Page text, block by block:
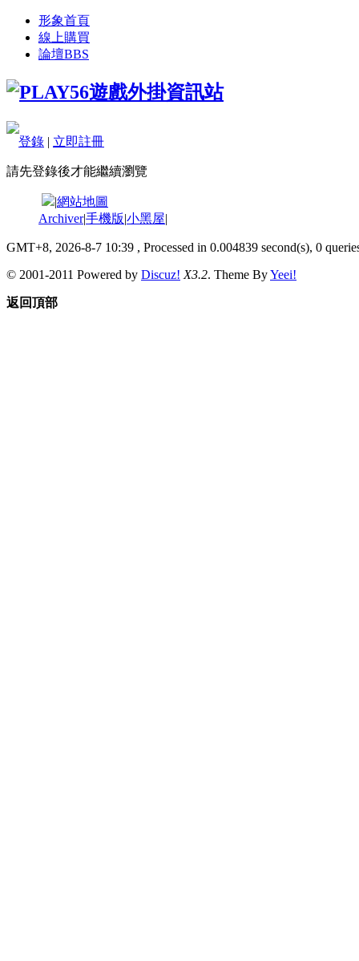
形象首頁
線上購買
論壇BBS
登錄 | 立即註冊
請先登錄後才能繼續瀏覽
|網站地圖
Archiver|手機版|小黑屋|
GMT+8, 2026-8-7 10:39 , Processed in 0.004839 second(s), 0
© 2001-2011 Powered by Discuz! X3.2. Theme ByYeei!
返回頂部